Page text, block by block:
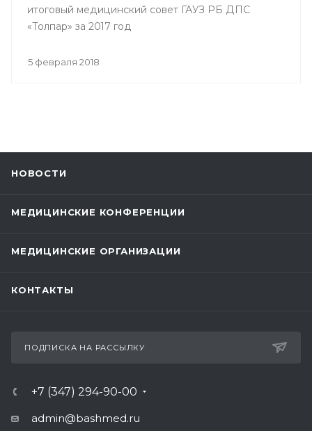
итоговый медицинский совет ГАУЗ РБ ДПС
«Толпар» за 2017 год
5 февраля 2018
НОВОСТИ
МЕДИЦИНСКИЕ КОНФЕРЕНЦИИ
МЕДИЦИНСКИЕ ОРГАНИЗАЦИИ
КОНТАКТЫ
ПОДПИСКА НА РАССЫЛКУ
+7 (347) 294-90-00
admin@bashmed.ru